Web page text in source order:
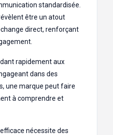
standardisée.
être un atout
direct, renforçant
rapidement aux
dans des
une marque peut faire
à comprendre et
nécessite des